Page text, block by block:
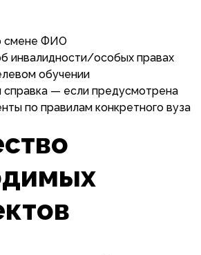
смене ФИО
инвалидности/особых правах
обучении
справка — если предусмотрена
по правилам конкретного вуза